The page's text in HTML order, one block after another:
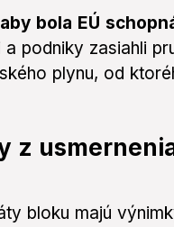
bola EÚ
podniky zasiahli
plynu, od
z
bloku majú